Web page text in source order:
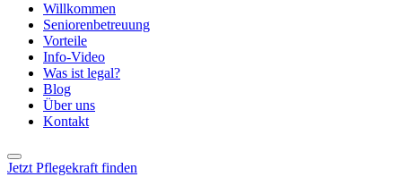
Willkommen
Seniorenbetreuung
Vorteile
Info-Video
Was ist legal?
Blog
Über uns
Kontakt
Jetzt Pflegekraft finden